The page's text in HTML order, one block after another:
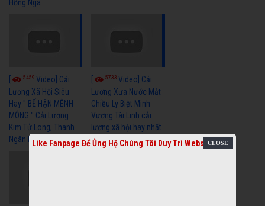
Hồng Nga
5459 Video] Cải
Lương Xã Hội Siêu
Hay " BỂ HẬN MÊNH
MÔNG " Cải Lương
Kim Tử Long, Thanh
Ngân Hay Nhất
5733Video] Cải
Lương Xưa Nước Mắt
Chiều Ly Biệt Minh
Vương Tài Linh cải
lương xã hội hay nhất
Like Fanpage Để Ủng Hộ Chúng Tôi Duy Trì Website